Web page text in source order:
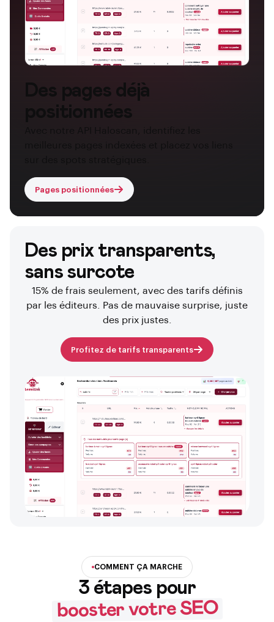
Des pages déjà
positionnées
Pages positionnées
Des prix transparents,
sans surcote
15% de frais seulement, avec des tarifs définis
par les éditeurs. Pas de mauvaise surprise, juste
des prix justes.
Profitez de tarifs transparents
COMMENT ÇA MARCHE
3 étapes pour
booster votre SEO